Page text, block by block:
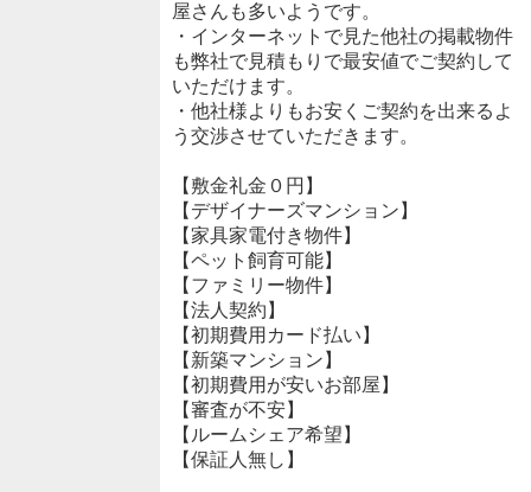
屋さんも多いようです。
・インターネットで見た他社の掲載物件
も弊社で見積もりで最安値でご契約して
いただけます。
・他社様よりもお安くご契約を出来るよ
う交渉させていただきます。
【敷金礼金０円】
【デザイナーズマンション】
【家具家電付き物件】
【ペット飼育可能】
【ファミリー物件】
【法人契約】
【初期費用カード払い】
【新築マンション】
【初期費用が安いお部屋】
【審査が不安】
【ルームシェア希望】
【保証人無し】